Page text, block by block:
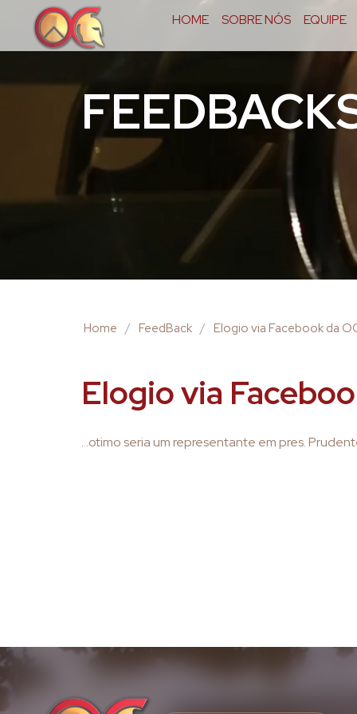
HOME SOBRE NÓS EQUIPE
Home / FeedBack / Elogio via Facebook da
Elogio via
…otimo seria um representante em pres.